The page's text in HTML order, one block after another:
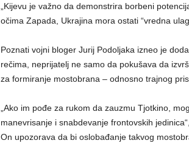
„Kijevu je važno da demonstrira borbeni
očima Zapada, Ukrajina mora ostati “vredna
Poznati vojni bloger Jurij Podoljaka izneo je
rečima, neprijatelj ne samo da pokušava da
za formiranje mostobrana – odnosno trajnog
„Ako im pođe za rukom da zauzmu Tjotkino,
manevrisanje i snabdevanje frontovskih
On upozorava da bi oslobađanje takvog